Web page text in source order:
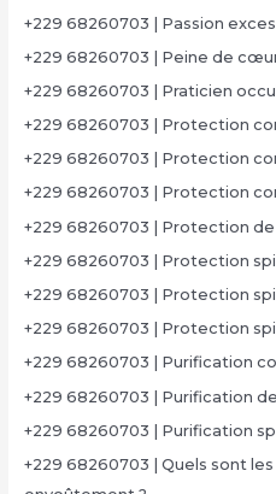
+229 68260703 | Passion
+229 68260703 | Peine de
+229 68260703 | Praticien
+229 68260703 | Protection
+229 68260703 | Protection
+229 68260703 | Protection
+229 68260703 | Protection
+229 68260703 | Protection
+229 68260703 | Protection
+229 68260703 | Protection
+229 68260703 | Purification
+229 68260703 | Purification de
+229 68260703 | Purification
+229 68260703 | Quels sont